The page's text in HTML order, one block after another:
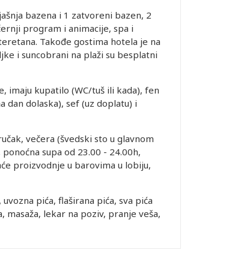
bazena i 1 zatvoreni bazen, 2
program i animacije, spa i
Takođe gostima hotela je na
i suncobrani na plaži su besplatni
imaju kupatilo (WC/tuš ili kada), fen
dan dolaska), sef (uz doplatu) i
večera (švedski sto u glavnom
supa od 23.00 - 24.00h,
proizvodnje u barovima u lobiju,
pića, flaširana pića, sva pića
lekar na poziv, pranje veša,